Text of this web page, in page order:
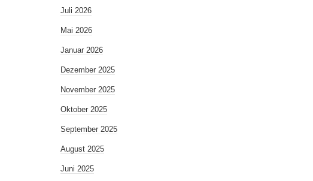
Juli 2026
Mai 2026
Januar 2026
Dezember 2025
November 2025
Oktober 2025
September 2025
August 2025
Juni 2025